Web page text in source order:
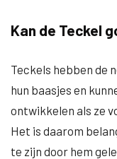
Kan de Teckel
Teckels hebben de
hun baasjes en
ontwikkelen als ze
Het is daarom
te zijn door hem